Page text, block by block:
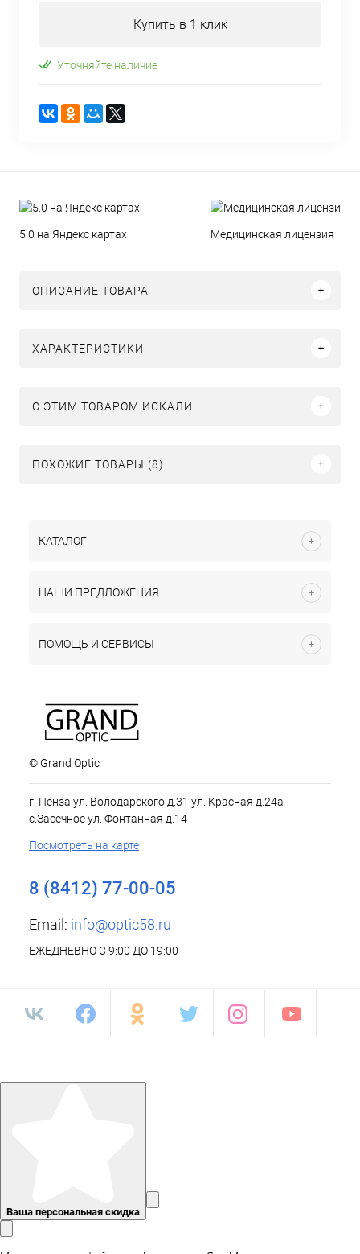
Купить в 1 клик
Уточняйте наличие
5.0 на Яндекс картах Медицинская лицензия
ОПИСАНИЕ ТОВАРА
ХАРАКТЕРИСТИКИ
C ЭТИМ ТОВАРОМ ИСКАЛИ
ПОХОЖИЕ ТОВАРЫ (8)
КАТАЛОГ
НАШИ ПРЕДЛОЖЕНИЯ
ПОМОЩЬ И СЕРВИСЫ
© Grand Optic
г. Пенза ул. Володарского д.31 ул. Красная д.24а
с.Засечное ул. Фонтанная д.14
Посмотреть на карте
8 (8412) 77-00-05
Email: info@optic58.ru
ЕЖЕДНЕВНО С 9:00 ДО 19:00
Ваша персональная скидка